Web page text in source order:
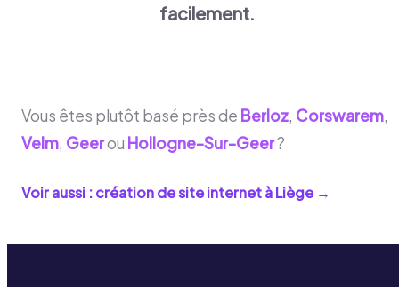
facilement.
Vous êtes plutôt basé près de Berloz, Corswarem,
Velm, Geerou Hollogne-Sur-Geer?
Voir aussi : création de site internet àLiège→